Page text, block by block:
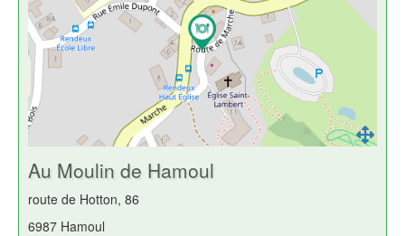
Au Moulin de Hamoul
route de Hotton, 86
6987 Hamoul